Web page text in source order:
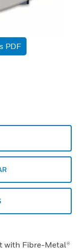
PDF
with Fibre-Metal®